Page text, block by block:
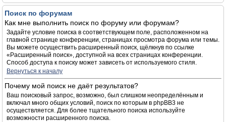
Поиск по форумам
Как мне выполнить поиск по форуму или форумам?
Задайте условие поиска в соответствующем поле, расположенном на
главной странице конференции, страницах просмотра форума или темы.
Вы можете осуществить расширенный поиск, щёлкнув по ссылке
«Расширенный поиск», доступной на всех страницах конференции.
Способ доступа к поиску может зависеть от используемого стиля.
Вернуться к началу
Почему мой поиск не даёт результатов?
Ваш поисковый запрос, возможно, был слишком неопределённым и
включал много общих условий, поиск по которым в phpBB3 не
осуществляется. Для более тщательного поиска используйте
возможности расширенного поиска.